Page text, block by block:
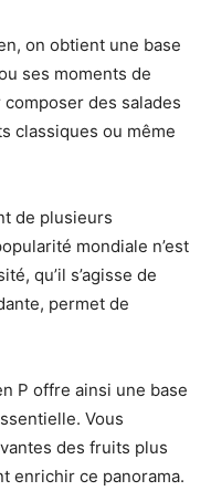
on obtient une base
ses moments de
des salades
classiques ou même
de plusieurs
mondiale n’est
qu’il s’agisse de
permet de
P offre ainsi une base
Vous
des fruits plus
enrichir ce panorama.